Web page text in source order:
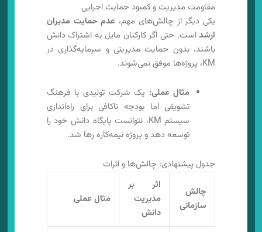
مقاومت مدیریت و کمبود حمایت اجرایی
یکی دیگر از چالش‌های مهم، عدم حمایت مدیران
ارشداست. حتی اگر کارکنان مایل به اشتراک دانش
باشند، بدون حمایت مدیریتی و سرمایه‌گذاری در
KM، پروژه‌ها موفق نمی‌شوند.
مثال عملی: یک شرکت تولیدی با فرهنگ
تشویقی اما بودجه ناکافی برای راه‌اندازی
سیستم KM، نتوانست پایگاه دانش خود را
توسعه دهد و پروژه نیمه‌کاره رها شد.
جدول پیشنهادی: چالش‌ها و اثرات
چالش
سازمانی
اثر بر
مدیریت
دانش
مثال عملی